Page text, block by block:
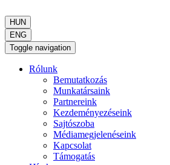
HUN
ENG
Toggle navigation
Rólunk
Bemutatkozás
Munkatársaink
Partnereink
Kezdeményezéseink
Sajtószoba
Médiamegjelenéseink
Kapcsolat
Támogatás